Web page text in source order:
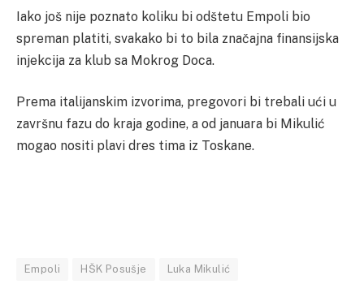
Iako još nije poznato koliku bi odštetu Empoli bio
spreman platiti, svakako bi to bila značajna finansijska
injekcija za klub sa Mokrog Doca.
Prema italijanskim izvorima, pregovori bi trebali ući u
završnu fazu do kraja godine, a od januara bi Mikulić
mogao nositi plavi dres tima iz Toskane.
Empoli HŠK Posušje Luka Mikulić